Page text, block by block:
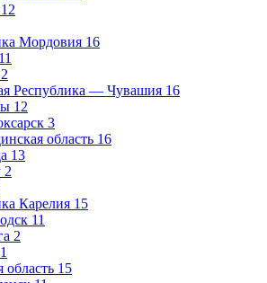
12
Мордовия 16
11
2
Республика — Чувашия 16
12
3
область 16
13
2
Карелия 15
11
2
1
область 15